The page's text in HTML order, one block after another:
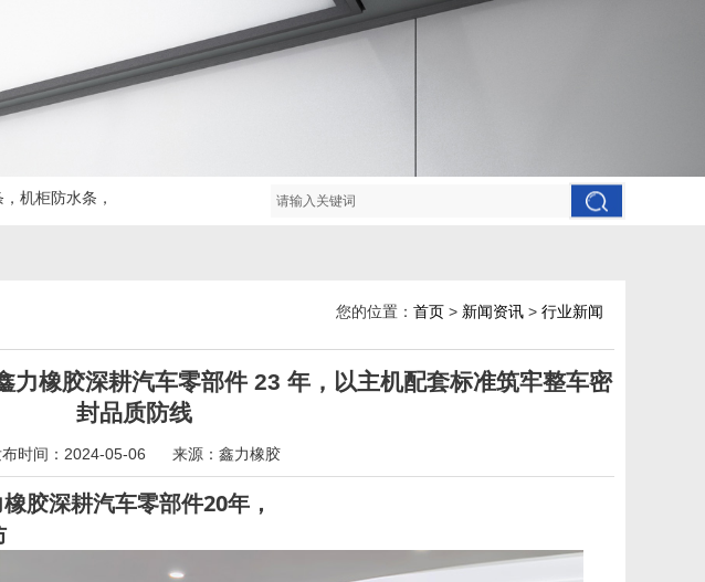
机柜防水条，
您的位置： 首页 > 新闻资讯 > 行业新闻
力橡胶深耕汽车零部件 23 年，以主机配套标准筑牢整车密
封品质防线
布时间：2024-05-06 来源：鑫力橡胶
胶深耕汽车零部件20年，